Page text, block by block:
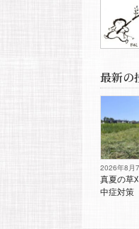
最新の
2026年8月
真夏の草
中症対策